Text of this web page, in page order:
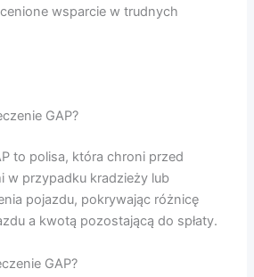
wsparcie w trudnych
GAP?
to polisa, która chroni przed
w przypadku kradzieży lub
pojazdu, pokrywając różnicę
a kwotą pozostającą do spłaty.
GAP?